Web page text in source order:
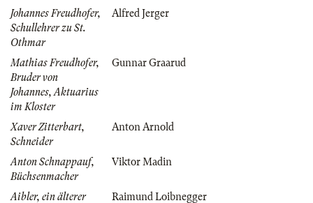
Johannes Freudhofer,
Schullehrer zu St.
Othmar
Alfred Jerger
Mathias Freudhofer,
Bruder von
Johannes, Aktuarius
im Kloster
Gunnar Graarud
Xaver Zitterbart,
Schneider
Anton Arnold
Anton Schnappauf,
Büchsenmacher
Viktor Madin
Aibler, ein älterer
Raimund Loibnegger